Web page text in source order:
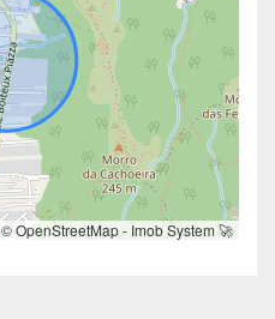
© OpenStreetMap - Imob System 🚀